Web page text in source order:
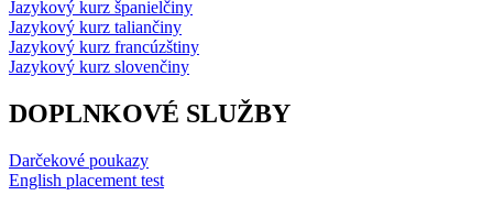
Jazykový kurz španielčiny
Jazykový kurz taliančiny
Jazykový kurz francúzštiny
Jazykový kurz slovenčiny
DOPLNKOVÉ SLUŽBY
Darčekové poukazy
English placement test